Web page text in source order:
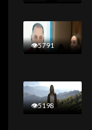
5791
5198